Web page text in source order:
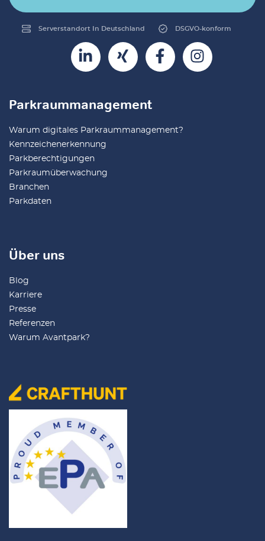
Serverstandort In Deutschland DSGVO-konform
Parkraummanagement
Warum digitales Parkraummanagement?
Kennzeichenerkennung
Parkberechtigungen
Parkraumüberwachung
Branchen
Parkdaten
Über uns
Blog
Karriere
Presse
Referenzen
Warum Avantpark?